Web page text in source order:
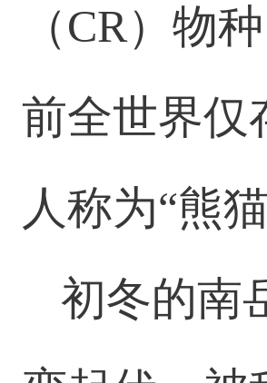
（CR）物
前全世界仅
人称为“熊猫
初冬的南